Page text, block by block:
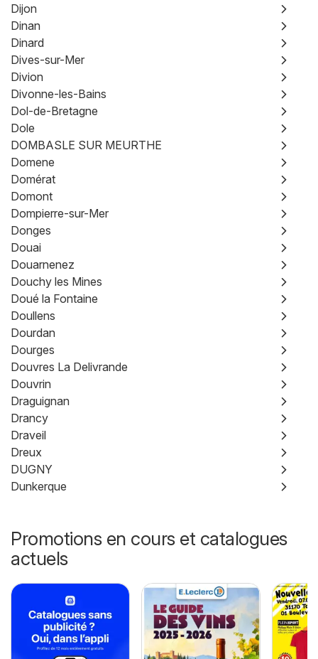
Dijon
Dinan
Dinard
Dives-sur-Mer
Divion
Divonne-les-Bains
Dol-de-Bretagne
Dole
DOMBASLE SUR MEURTHE
Domene
Domérat
Domont
Dompierre-sur-Mer
Donges
Douai
Douarnenez
Douchy les Mines
Doué la Fontaine
Doullens
Dourdan
Dourges
Douvres La Delivrande
Douvrin
Draguignan
Drancy
Draveil
Dreux
DUGNY
Dunkerque
Promotions en cours et catalogues
actuels